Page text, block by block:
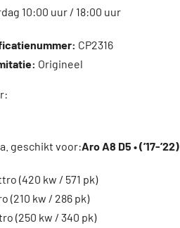
10:00 uur / 18:00 uur
CP2316
Origineel
geschikt voor:Aro A8 D5 • (’17-’22)
(420 kw / 571 pk)
(210 kw / 286 pk)
(250 kw / 340 pk)